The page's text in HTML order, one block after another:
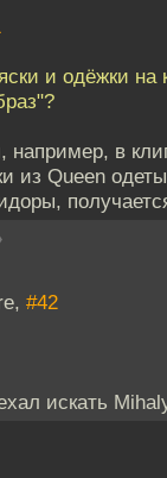
и одёжки на
в
из Queen одеты
#42
искать